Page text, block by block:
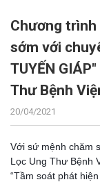
Chương
sớm với
TUYẾN
Thư Bệnh
20/04/2021
Với sứ mệnh chăm
Lọc Ung Thư Bệnh
“Tầm soát phát